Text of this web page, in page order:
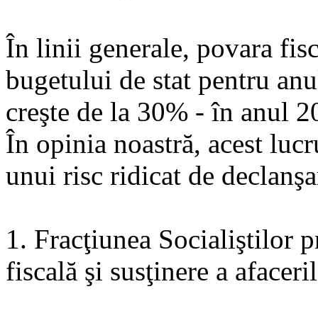
În linii generale, povara
bugetului de stat pentru
creşte de la 30% - în anul
În opinia noastră, acest
unui risc ridicat de
1. Fracţiunea Socialiştilor
fiscală şi susţinere a